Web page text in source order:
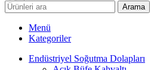
Arama
Menü
Kategoriler
Endüstriyel Soğutma Dolapları